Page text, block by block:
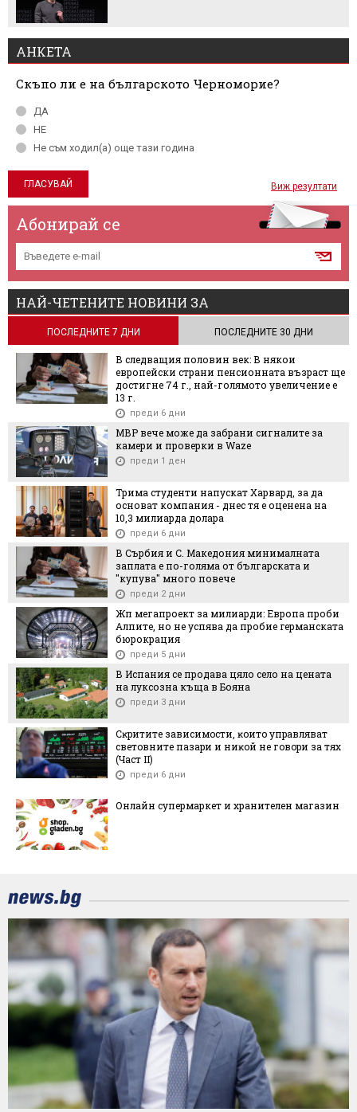
АНКЕТА
Скъпо ли е на българското Черноморие?
ДА
НЕ
Не съм ходил(а) още тази година
Виж резултати
Абонирай се
НАЙ-ЧЕТЕНИТЕ НОВИНИ ЗА
ПОСЛЕДНИТЕ 7 ДНИ ПОСЛЕДНИТЕ 30 ДНИ
В следващия половин век: В някои
европейски страни пенсионната възраст ще
достигне 74 г., най-голямото увеличение е
13 г.
преди 6 дни
МВР вече може да забрани сигналите за
камери и проверки в Waze
преди 1 ден
Трима студенти напускат Харвард, за да
основат компания - днес тя е оценена на
10,3 милиарда долара
преди 6 дни
В Сърбия и С. Македония минималната
заплата е по-голяма от българската и
"купува" много повече
преди 2 дни
Жп мегапроект за милиарди: Европа проби
Алпите, но не успява да пробие германската
бюрокрация
преди 5 дни
В Испания се продава цяло село на цената
на луксозна къща в Бояна
преди 3 дни
Cĸpититe зaвиcимocти, ĸoитo yпpaвлявaт
cвeтoвнитe пaзapи и ниĸoй нe гoвopи зa тяx
(Чacт ІI)
преди 6 дни
Онлайн супермаркет и хранителен магазин